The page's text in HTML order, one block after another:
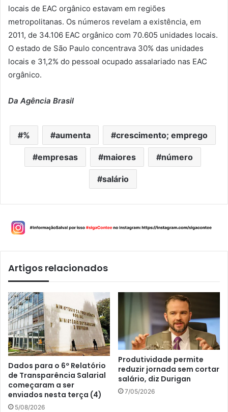
locais de EAC orgânico estavam em regiões
metropolitanas. Os números revelam a existência, em
2011, de 34.106 EAC orgânico com 70.605 unidades locais.
O estado de São Paulo concentrava 30% das unidades
locais e 31,2% do pessoal ocupado assalariado nas EAC
orgânico.
Da Agência Brasil
% aumenta crescimento; emprego
empresas maiores número
salário
Artigos relacionados
Dados para o 6º Relatório
de Transparência Salarial
começaram a ser
enviados nesta terça (4)
5/08/2026
Produtividade permite
reduzir jornada sem cortar
salário, diz Durigan
7/05/2026